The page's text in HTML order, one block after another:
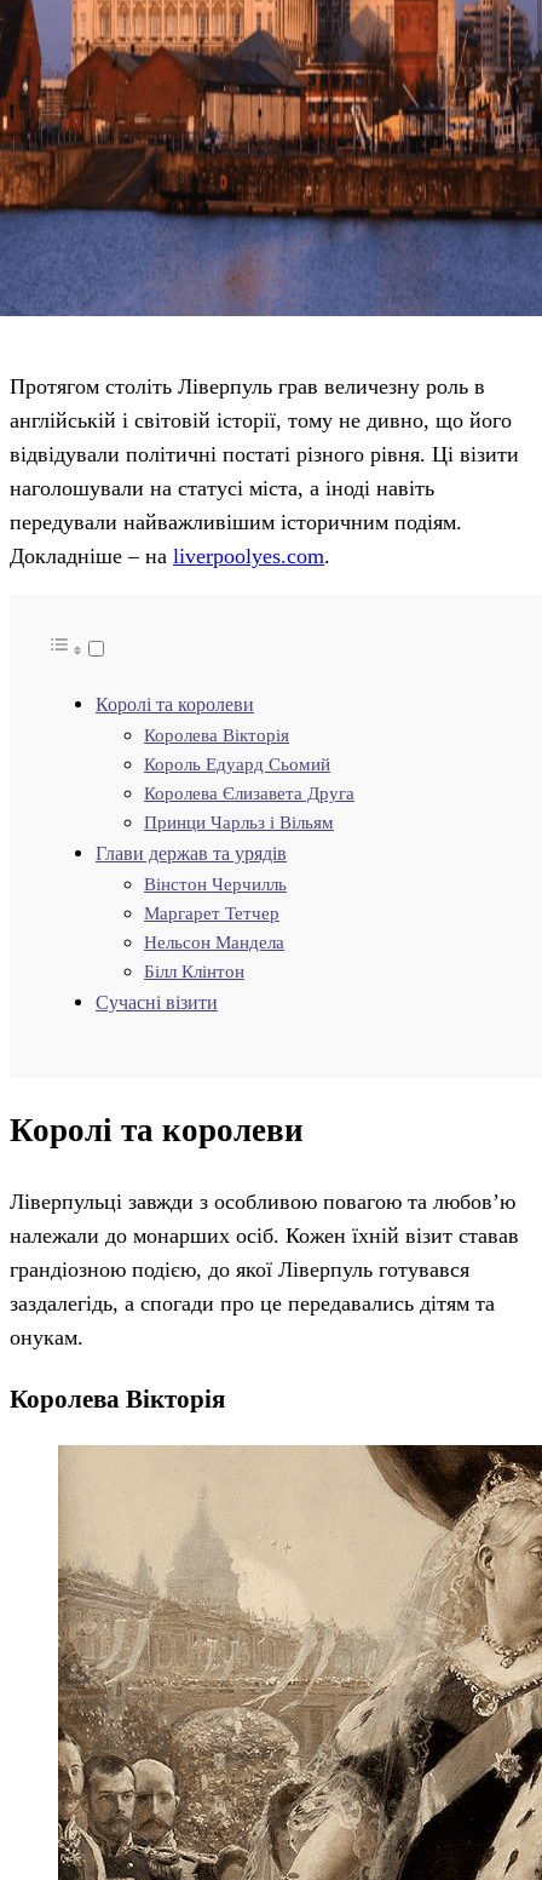
Протягом століть Ліверпуль грав величезну роль в
англійській і світовій історії, тому не дивно, що його
відвідували політичні постаті різного рівня. Ці візити
наголошували на статусі міста, а іноді навіть
передували найважливішим історичним подіям.
Докладніше – на liverpoolyes.com.
Королі та королеви
Королева Вікторія
Король Едуард Сьомий
Королева Єлизавета Друга
Принци Чарльз і Вільям
Глави держав та урядів
Вінстон Черчилль
Маргарет Тетчер
Нельсон Мандела
Білл Клінтон
Сучасні візити
Королі та королеви
Ліверпульці завжди з особливою повагою та любов’ю
належали до монарших осіб. Кожен їхній візит ставав
грандіозною подією, до якої Ліверпуль готувався
заздалегідь, а спогади про це передавались дітям та
онукам.
Королева Вікторія